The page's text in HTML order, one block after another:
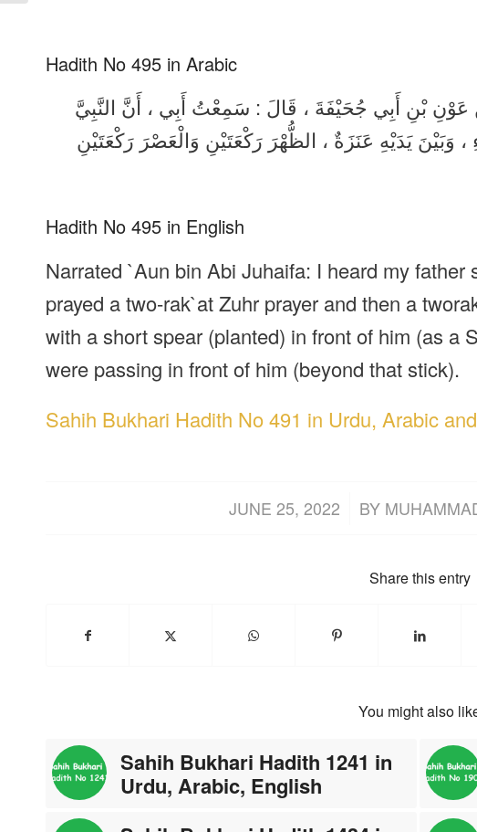
Hadith No 495 in Arabic
عَوْنِ بْنِ أَبِي جُحَيْفَةَ ، قَالَ : سَمِعْتُ أَبِي ، أَنَّ النَّبِيَّ
وَبَيْنَ يَدَيْهِ عَنَزَةٌ ، الظُّهْرَ رَكْعَتَيْنِ وَالْعَصْرَ رَكْعَتَيْنِ
Hadith No 495 in English
Narrated `Aun bin Abi Juhaifa: I heard my father
prayed a two-rak`at Zuhr prayer and then a
with a short spear (planted) in front of him (as a
were passing in front of him (beyond that stick).
Sahih Bukhari Hadith No 491 in Urdu, Arabic
JUNE 25, 2022
/ BY
Share this entry
You might also
Sahih Bukhari Hadith 1241 in
Urdu, Arabic, English